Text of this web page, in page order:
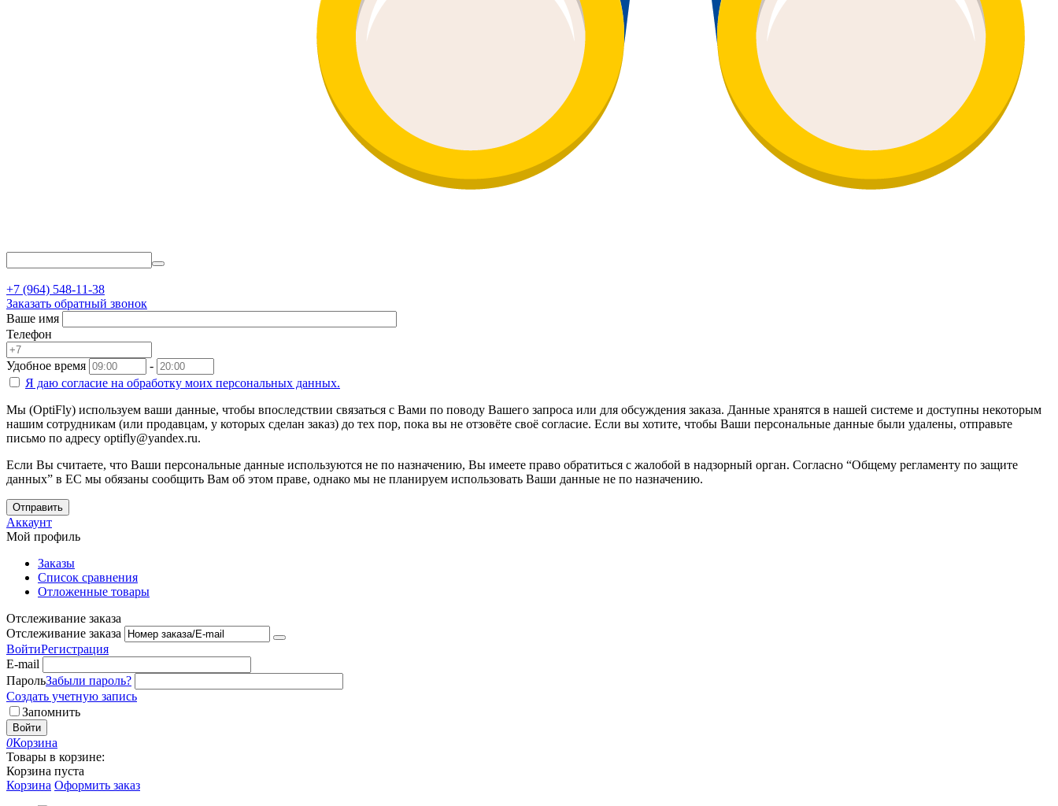
+7 (964) 548-11-38
Заказать обратный звонок
Ваше имя
Телефон
Удобное время
-
Я даю согласие на обработку моих персональных данных.
Мы (OptiFly) используем ваши данные, чтобы впоследствии связаться с Вами по поводу Вашего запроса или для обсуждения заказа. Данные хранятся в нашей системе и доступны некоторым
нашим сотрудникам (или продавцам, у которых сделан заказ) до тех пор, пока вы не отзовёте своё согласие. Если вы хотите, чтобы Ваши персональные данные были удалены, отправьте
письмо по адресу optifly@yandex.ru.
Если Вы считаете, что Ваши персональные данные используются не по назначению, Вы имеете право обратиться с жалобой в надзорный орган. Согласно “Общему регламенту по защите
данных” в ЕС мы обязаны сообщить Вам об этом праве, однако мы не планируем использовать Ваши данные не по назначению.
Отправить
Аккаунт
Мой профиль
Заказы
Список сравнения
Отложенные товары
Отслеживание заказа
Отслеживание заказа
ВойтиРегистрация
E-mail
ПарольЗабыли пароль?
Создать учетную запись
Запомнить
Войти
0Корзина
Товары в корзине:
Корзина пуста
Корзина Оформить заказ